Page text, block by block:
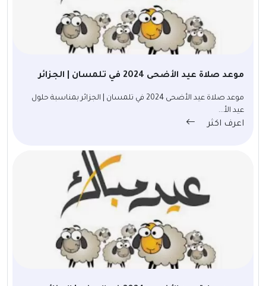
موعد صلاة عيد الأضحى 2024 في تلمسان | الجزائر
موعد صلاة عيد الأضحى 2024 في تلمسان | الجزائر بمناسبة حلول
عيد الأ...
اعرف اكثر